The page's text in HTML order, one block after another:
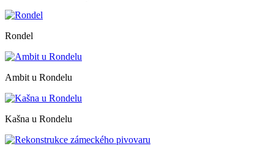
Rondel
Ambit u Rondelu
Kašna u Rondelu